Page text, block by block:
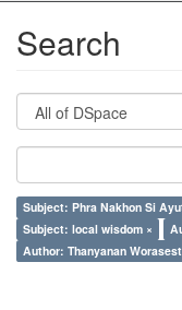
Search
Subject: Phra Nakhon Si
Subject: local wisdom ×
Author: Thanyanan